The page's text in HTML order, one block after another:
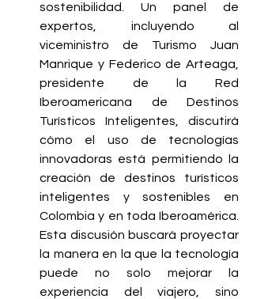
sostenibilidad. Un panel de
expertos, incluyendo al
viceministro de Turismo Juan
Manrique y Federico de Arteaga,
presidente de la Red
Iberoamericana de Destinos
Turísticos Inteligentes, discutirá
cómo el uso de tecnologías
innovadoras está permitiendo la
creación de destinos turísticos
inteligentes y sostenibles en
Colombia y en toda Iberoamérica.
Esta discusión buscará proyectar
la manera en la que la tecnología
puede no solo mejorar la
experiencia del viajero, sino